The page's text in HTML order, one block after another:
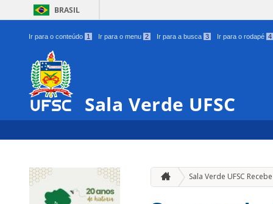
BRASIL
Ir para o conteúdo 1 Ir para o menu 2 Ir para a busca 3 Ir para o rodapé 4
Sala Verde UFSC
Sala Verde UFSC